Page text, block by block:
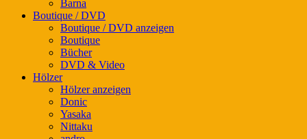
Barna
Boutique / DVD
Boutique / DVD anzeigen
Boutique
Bücher
DVD & Video
Hölzer
Hölzer anzeigen
Donic
Yasaka
Nittaku